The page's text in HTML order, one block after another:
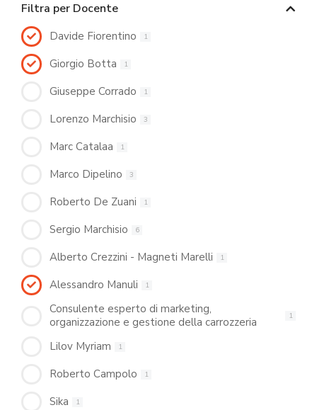
Filtra per Docente
Davide Fiorentino 1
Giorgio Botta 1
Giuseppe Corrado 1
Lorenzo Marchisio 3
Marc Catalaa 1
Marco Dipelino 3
Roberto De Zuani 1
Sergio Marchisio 6
Alberto Crezzini - Magneti Marelli 1
Alessandro Manuli 1
Consulente esperto di marketing,
organizzazione e gestione della carrozzeria
1
Lilov Myriam 1
Roberto Campolo 1
Sika 1